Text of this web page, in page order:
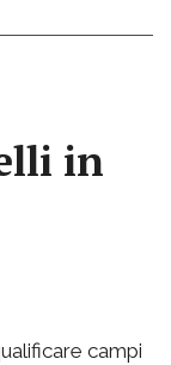
in
campi